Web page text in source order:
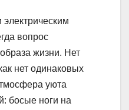
вопрос
жизни. Нет
нет одинаковых
уюта
босые ноги на